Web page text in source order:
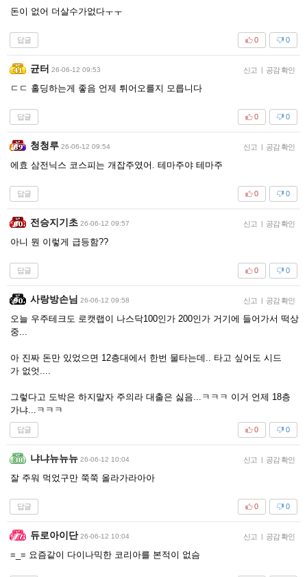
돈이 없어 더살수가없다ㅜㅜ
답글 0
0
균터 26-06-12 09:53 신고 | 공감 확인
ㄷㄷ 홀딩하는게 좋음 언제 튀어오를지 모릅니다
답글 0
0
청청루 26-06-12 09:54 신고 | 공감 확인
에효 삼전닉스 코스피는 개잡주였어. 테마주야 테마주
답글 0
0
전승지기초 26-06-12 09:57 신고 | 공감 확인
아니 뭔 이렇게 급등함??
답글 0
0
사랑방손님 26-06-12 09:58 신고 | 공감 확인
오늘 우주테크도 로캣랩이 나스닥100인가 200인가 거기에 들어가서 떡상
중...
아 진짜 돈만 있었으면 12층대에서 한번 물타는데.. 타고 싶어도 시드
가 없엇....
그렇다고 도박은 하지말자 주의라 대출은 싫음...ㅋㅋㅋ 이거 언제 18층
가냐...ㅋㅋㅋ
답글 0
0
냐냐뉴뉴뉴 26-06-12 10:04 신고 | 공감 확인
잘 주워 먹었구만 쭉쭉 올라가라아아
답글 0
0
듀로아이단 26-06-12 10:04 신고 | 공감 확인
=_= 요즘같이 다이나믹한 코리아를 본적이 없슴